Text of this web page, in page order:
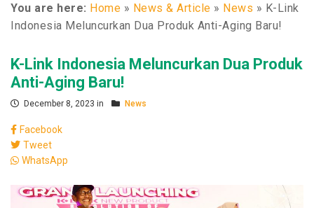
You are here: Home » News & Article » News » K-Link
Indonesia Meluncurkan Dua Produk Anti-Aging Baru!
K-Link Indonesia Meluncurkan Dua Produk
Anti-Aging Baru!
December 8, 2023 in News
Facebook
Tweet
WhatsApp